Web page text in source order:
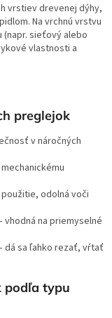
vrstiev drevenej dýhy,
Na vrchnú vrstvu
sieťový alebo
vlastnosti a
preglejok
v náročných
odolná voči
vhodná na priemyselné
dá sa ľahko rezať, vŕtať
podľa typu